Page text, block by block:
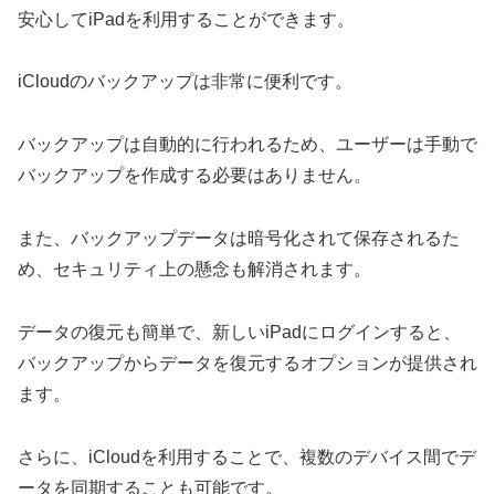
安心してiPadを利用することができます。
iCloudのバックアップは非常に便利です。
バックアップは自動的に行われるため、ユーザーは手動で
バックアップを作成する必要はありません。
また、バックアップデータは暗号化されて保存されるた
め、セキュリティ上の懸念も解消されます。
データの復元も簡単で、新しいiPadにログインすると、
バックアップからデータを復元するオプションが提供され
ます。
さらに、iCloudを利用することで、複数のデバイス間でデ
ータを同期することも可能です。